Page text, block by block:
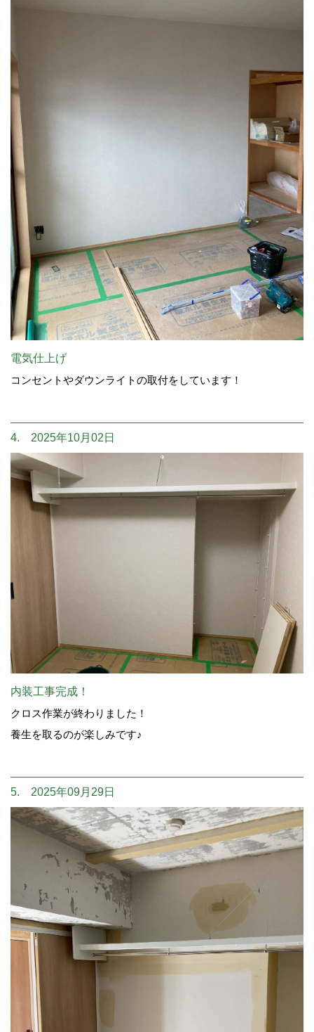
電気仕上げ
コンセントやダウンライトの取付をしています！
4. 2025年10月02日
内装工事完成！
クロス作業が終わりました！
養生を取るのが楽しみです♪
5. 2025年09月29日